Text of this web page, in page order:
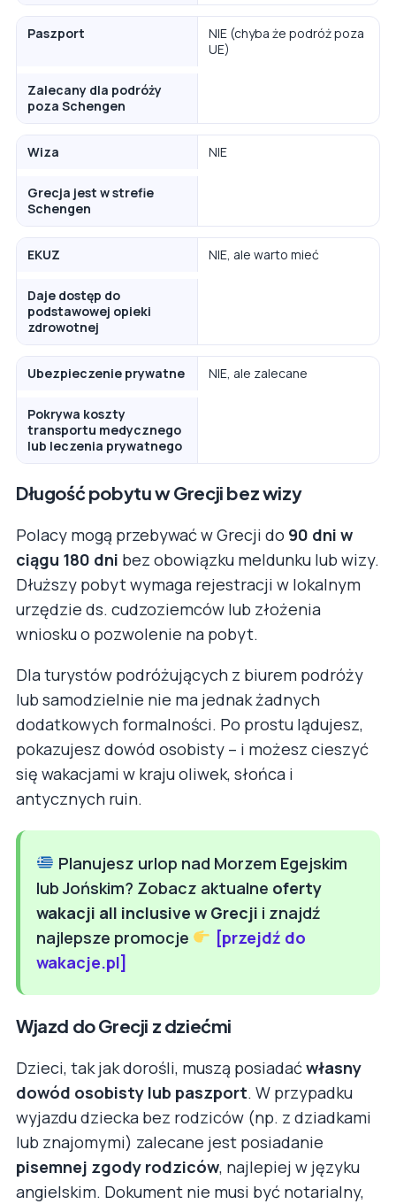
Paszport
NIE (chyba że podróż poza
UE)
Zalecany dla podróży
poza Schengen
Wiza NIE
Grecja jest w strefie
Schengen
EKUZ NIE, ale warto mieć
Daje dostęp do
podstawowej opieki
zdrowotnej
Ubezpieczenie prywatne NIE, ale zalecane
Pokrywa koszty
transportu medycznego
lub leczenia prywatnego
Długość pobytu w Grecji bez wizy
Polacy mogą przebywać w Grecji do 90 dni w
ciągu 180 dni bez obowiązku meldunku lub wizy.
Dłuższy pobyt wymaga rejestracji w lokalnym
urzędzie ds. cudzoziemców lub złożenia
wniosku o pozwolenie na pobyt.
Dla turystów podróżujących z biurem podróży
lub samodzielnie nie ma jednak żadnych
dodatkowych formalności. Po prostu lądujesz,
pokazujesz dowód osobisty – i możesz cieszyć
się wakacjami w kraju oliwek, słońca i
antycznych ruin.
Planujesz urlop nad Morzem Egejskim
lub Jońskim? Zobacz aktualne oferty
wakacji all inclusive w Grecji i znajdź
najlepsze promocje
[przejdź do
wakacje.pl]
Wjazd do Grecji z dziećmi
Dzieci, tak jak dorośli, muszą posiadaćwłasny
dowód osobisty lub paszport. W przypadku
wyjazdu dziecka bez rodziców (np. z dziadkami
lub znajomymi) zalecane jest posiadanie
pisemnej zgody rodziców, najlepiej w języku
angielskim. Dokument nie musi być notarialny,